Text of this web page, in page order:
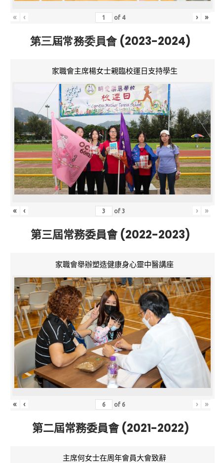
« ‹ of 4 › »
第三屆常務委員會 (2023-2024)
家職會主席楊女士親臨校運日支持學生
« ‹ of3 › »
第三屆常務委員會 (2022-2023)
家職會舉辦塑造健康身心靈中醫講座
« ‹ of 6 › »
第二屆常務委員會 (2021-2022)
主席何女士在周年會員大會致辭